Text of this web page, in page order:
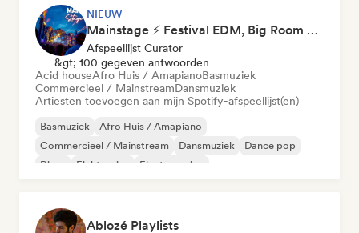
NIEUW
Mainstage ⚡ Festival EDM, Big Room & House Anthems
Afspeellijst Curator
&gt; 100 gegeven antwoorden
Acid houseAfro Huis / AmapianoBasmuziek
Commercieel / MainstreamDansmuziek
Artiesten toevoegen aan mijn Spotify-afspeellijst(en)
Basmuziek
Afro Huis / Amapiano
Commercieel / Mainstream
Dansmuziek
Dance pop
Disco
Elektronica Electro swing
Ablozé Playlists